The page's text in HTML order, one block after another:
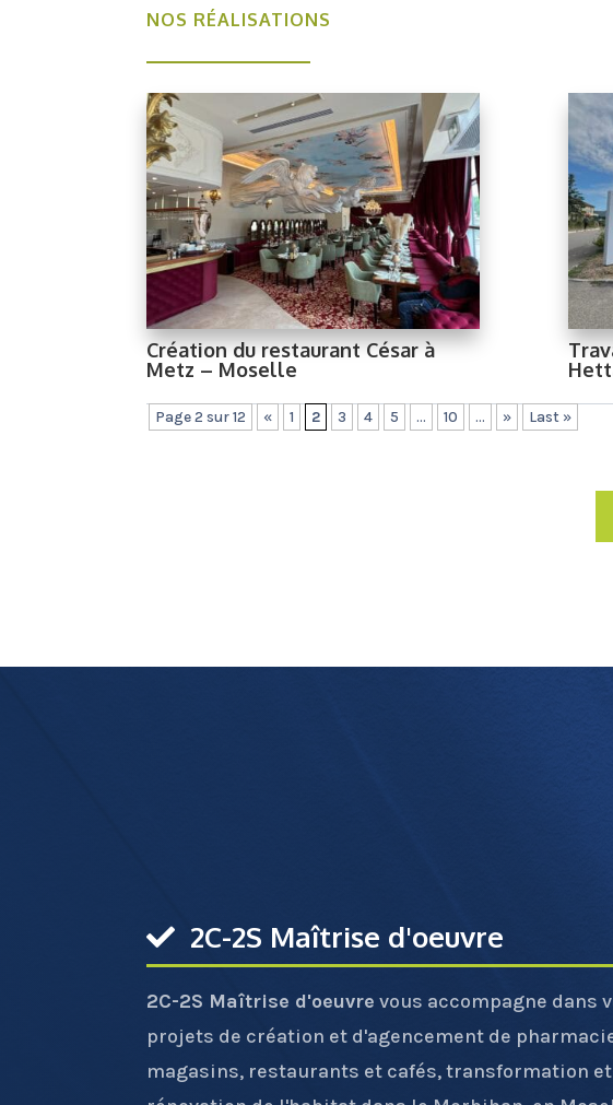
NOS RÉALISATIONS
Création du restaurant César à
Metz – Moselle
Page 2 sur 12 « 1 2 3 4 5 ... 10 ... » Last »
2C-2S Maîtrise d'oeuvre
2C-2S Maîtrise d'oeuvre vous accompagne dans
projets de création et d'agencement de
magasins, restaurants et cafés, transformation et